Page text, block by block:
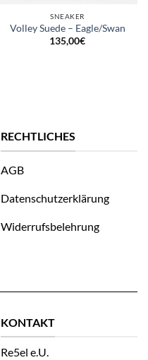
SNEAKER
Volley Suede – Eagle/Swan
135,00€
RECHTLICHES
AGB
Datenschutzerklärung
Widerrufsbelehrung
KONTAKT
Re5el e.U.